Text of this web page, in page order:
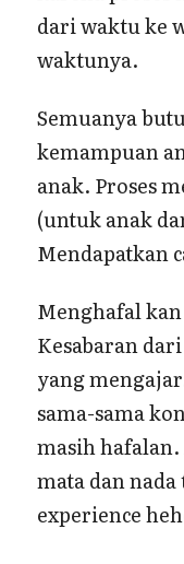
dari waktu ke
waktunya.
Semuanya
kemampuan
anak. Proses
(untuk anak
Mendapatkan
Menghafal
Kesabaran
yang
sama-sama
masih
mata dan
experience